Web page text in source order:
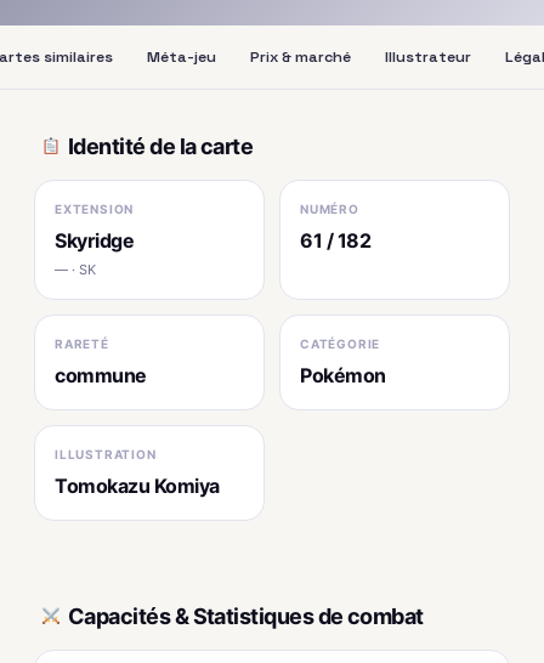
similaires Méta-jeu Prix & marché Illustrateur
Identité de la carte
EXTENSION
Skyridge
— · SK
NUMÉRO
61 / 182
RARETÉ
commune
CATÉGORIE
Pokémon
ILLUSTRATION
Tomokazu Komiya
Capacités & Statistiques de combat